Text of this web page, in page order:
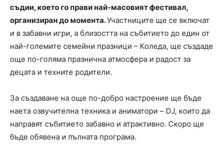
съдии, което го прави най-масовият фестивал,
организиран до момента.Участниците ще се включат
и в забавни игри, а близостта на събитието до един от
най-големите семейни празници – Коледа, ще създаде
още по-голяма празнична атмосфера и радост за
децата и техните родители.
За създаване на още по-добро настроение ще бъде
наета озвучителна техника и аниматори – DJ, които да
направят събитието забавно и атрактивно. Скоро ще
бъде обявена и пълната програма.